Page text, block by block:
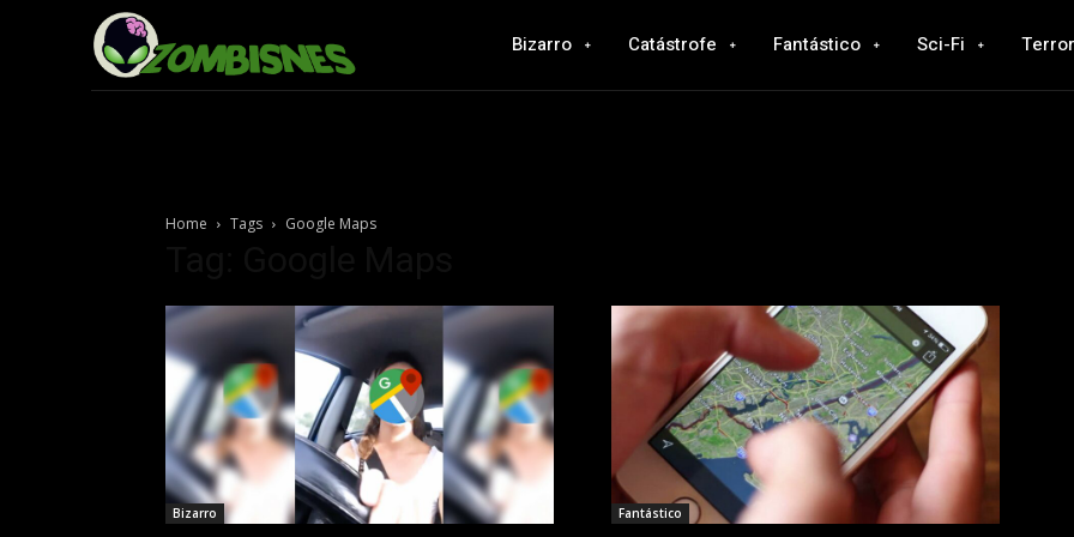
Bizarro Catástrofe Fantástico Sci-Fi
Home Tags Google Maps
Bizarro Fantástico